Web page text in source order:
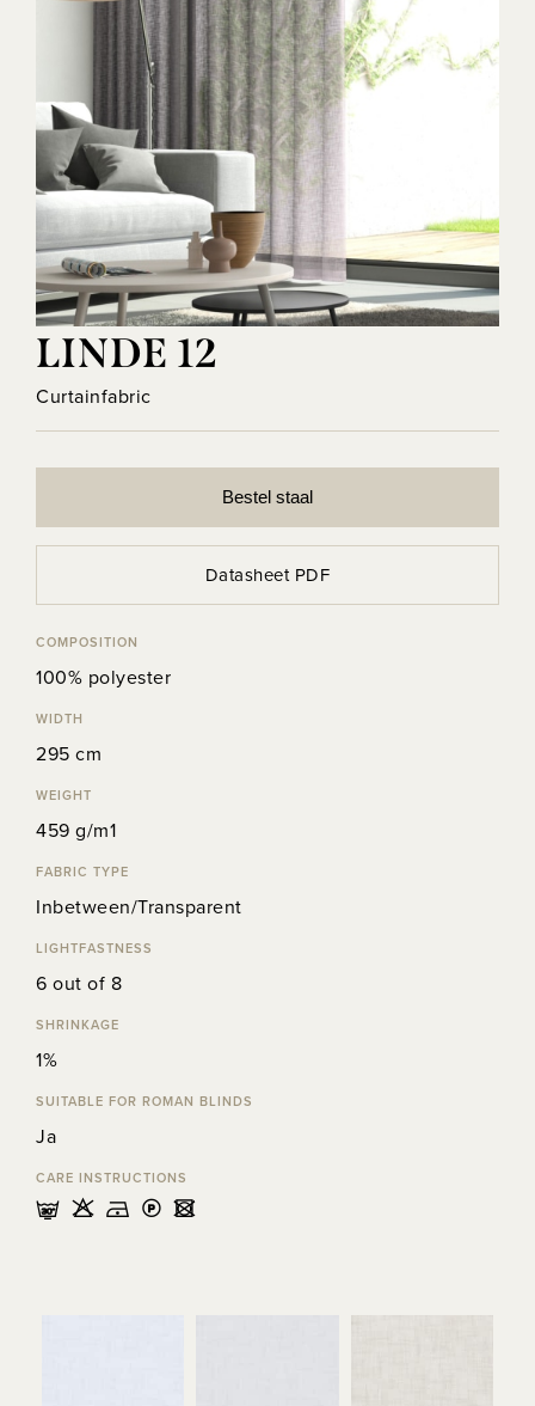
LINDE 12
Curtainfabric
Bestel staal
Datasheet PDF
COMPOSITION
100% polyester
WIDTH
295 cm
WEIGHT
459 g/m1
FABRIC TYPE
Inbetween/Transparent
LIGHTFASTNESS
6 out of 8
SHRINKAGE
1%
SUITABLE FOR ROMAN BLINDS
Ja
CARE INSTRUCTIONS
mHDLU